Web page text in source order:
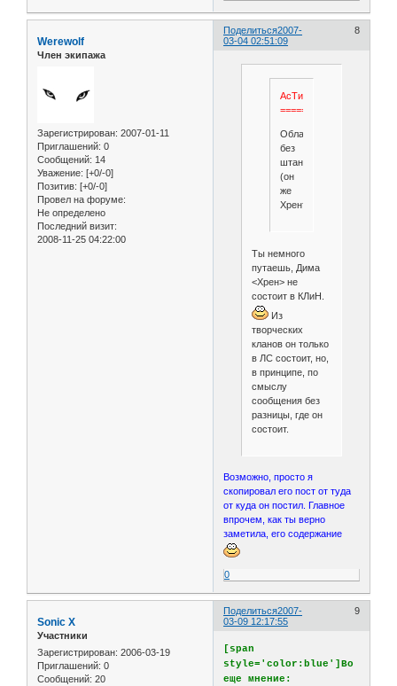
Поделиться 8
2007-
03-04 02:51:09
Werewolf
Член экипажа
Зарегистрирован: 2007-01-11
Приглашений: 0
Сообщений: 14
Уважение: [+0/-0]
Позитив: [+0/-0]
Провел на форуме:
Не определено
Последний визит:
2008-11-25 04:22:00
АсТиС:КЛиН.
==========
Облако
без
штанов
(он
же
Хренъ)
Ты немного
путаешь, Дима
<Хрен> не
состоит в КЛиН.
Из
творческих
кланов он только
в ЛС состоит, но,
в принципе, по
смыслу
сообщения без
разницы, где он
состоит.
Возможно, просто я
скопировал его пост от туда
от куда он постил. Главное
впрочем, как ты верно
заметила, его содержание
0
Поделиться 9
2007-
03-09 12:17:55
Sonic X
Участники
Зарегистрирован: 2006-03-19
Приглашений: 0
Сообщений: 20
[span
style='color:blue']Во
еще мнение: